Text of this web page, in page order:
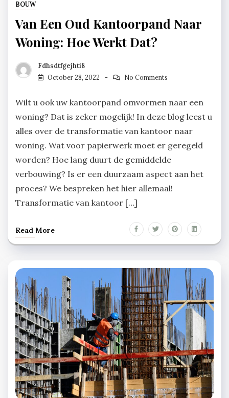
BOUW
Van Een Oud Kantoorpand Naar
Woning: Hoe Werkt Dat?
Fdhsdtfgejhti8
October 28, 2022
No Comments
Wilt u ook uw kantoorpand omvormen naar een
woning? Dat is zeker mogelijk! In deze blog leest u
alles over de transformatie van kantoor naar
woning. Wat voor papierwerk moet er geregeld
worden? Hoe lang duurt de gemiddelde
verbouwing? Is er een duurzaam aspect aan het
proces? We bespreken het hier allemaal!
Transformatie van kantoor […]
Read More